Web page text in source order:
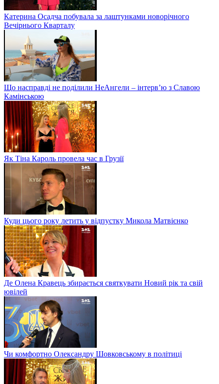
Катерина Осадча побувала за лаштунками новорічного
Вечірнього Кварталу
Що насправді не поділили НеАнгели – інтерв’ю з Славою
Камінською
Як Тіна Кароль провела час в Грузії
Куди цього року летить у відпустку Микола Матвієнко
Де Олена Кравець збирається святкувати Новий рік та свій
ювілей
Чи комфортно Олександру Шовковському в політиці